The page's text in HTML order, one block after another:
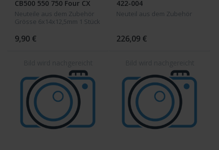
CB500 550 750 Four CX
500 CB 650 GL650 CB 750
Bol Dor CBX 1000 GL 1000
Neuteile aus dem Zubehör
Grösse 6x14x12,5mm 1 Stück
9,90 €
422-004
Neuteil aus dem Zubehör
226,09 €